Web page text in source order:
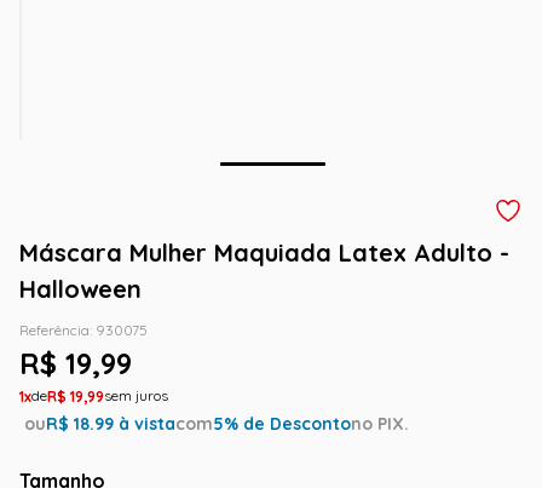
Máscara Mulher Maquiada Latex Adulto -
Halloween
Referência: 930075
R$ 19,99
1 R$ 19,99
ouR$ 18.99 à vistacom5% de Descontono PIX.
Tamanho